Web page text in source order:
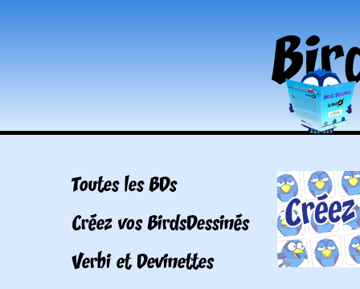
Toutes les BDs
Créez vos BirdsDessinés
Verbi et Devinettes